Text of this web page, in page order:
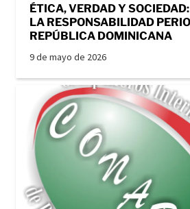
ÉTICA, VERDAD Y
LA RESPONSABILIDAD
REPÚBLICA DOMINICANA
9 de mayo de 2026